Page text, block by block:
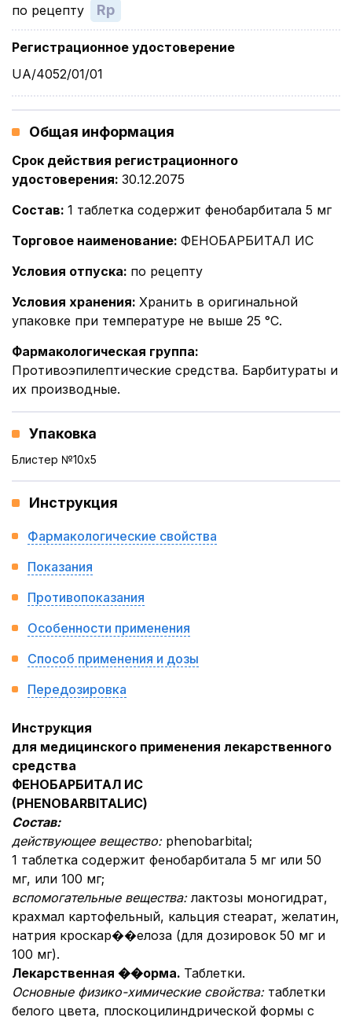
по рецепту
Rp
Регистрационное удостоверение
UA/4052/01/01
Общая информация
Срок действия регистрационного
удостоверения: 30.12.2075
Состав: 1 таблетка содержит фенобарбитала 5 мг
Торговое наименование: ФЕНОБАРБИТАЛ ИС
Условия отпуска: по рецепту
Условия хранения: Хранить в оригинальной
упаковке при температуре не выше 25 °С.
Фармакологическая группа:
Противоэпилептические средства. Барбитураты и
их производные.
Упаковка
Блистер №10x5
Инструкция
Фармакологические свойства
Показания
Противопоказания
Особенности применения
Способ применения и дозы
Передозировка
Инструкция
для медицинского применения лекарственного
средства
ФЕНОБАРБИТАЛ ИС
(PHENOBARBITALИС)
Состав:
действующее вещество: phenobarbital;
1 таблетка содержит фенобарбитала 5 мг или 50
мг, или 100 мг;
вспомогательные вещества:лактозы моногидрат,
крахмал картофельный, кальция стеарат, желатин,
натрия кроскар��елоза (для дозировок 50 мг и
100 мг).
Лекарственная ��орма. Таблетки.
Основные физико-химические свойства: таблетки
белого цвета, плоскоцилиндрической формы с